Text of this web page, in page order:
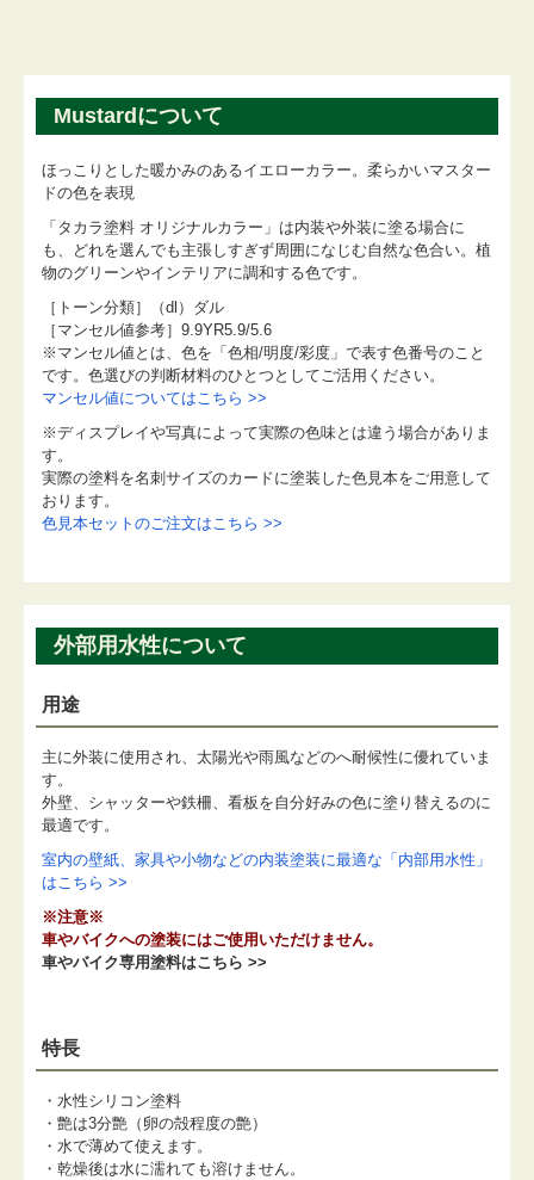
Mustardについて
ほっこりとした暖かみのあるイエローカラー。柔らかいマスター
ドの色を表現
「タカラ塗料 オリジナルカラー」は内装や外装に塗る場合に
も、どれを選んでも主張しすぎず周囲になじむ自然な色合い。植
物のグリーンやインテリアに調和する色です。
［トーン分類］（dl）ダル
［マンセル値参考］9.9YR5.9/5.6
※マンセル値とは、色を「色相/明度/彩度」で表す色番号のこと
です。色選びの判断材料のひとつとしてご活用ください。
マンセル値についてはこちら >>
※ディスプレイや写真によって実際の色味とは違う場合がありま
す。
実際の塗料を名刺サイズのカードに塗装した色見本をご用意して
おります。
色見本セットのご注文はこちら >>
外部用水性について
用途
主に外装に使用され、太陽光や雨風などのへ耐候性に優れていま
す。
外壁、シャッターや鉄柵、看板を自分好みの色に塗り替えるのに
最適です。
室内の壁紙、家具や小物などの内装塗装に最適な「内部用水性」
はこちら >>
※注意※
車やバイクへの塗装にはご使用いただけません。
車やバイク専用塗料はこちら >>
特長
・水性シリコン塗料
・艶は3分艶（卵の殻程度の艶）
・水で薄めて使えます。
・乾燥後は水に濡れても溶けません。